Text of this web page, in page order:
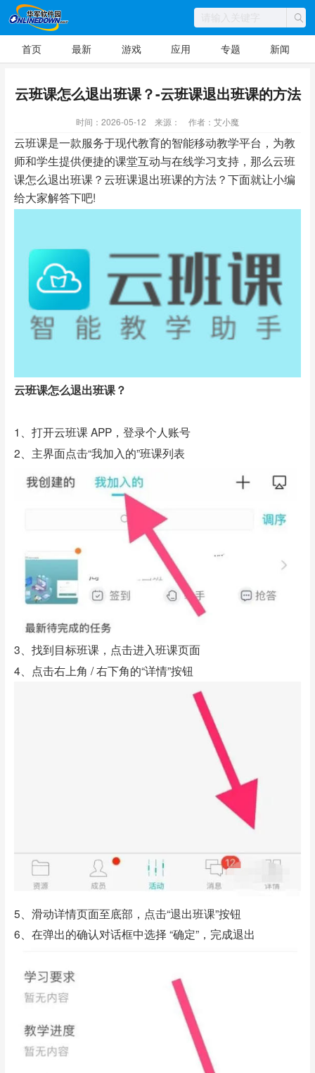
首页 最新 游戏 应用 专题 新闻
云班课怎么退出班课？-云班课退出班课的方法
时间：2026-05-12 来源： 作者：艾小魔
云班课是一款服务于现代教育的智能移动教学平台，为教
师和学生提供便捷的课堂互动与在线学习支持，那么云班
课怎么退出班课？云班课退出班课的方法？下面就让小编
给大家解答下吧!
云班课怎么退出班课？
1、打开云班课 APP，登录个人账号
2、主界面点击“我加入的”班课列表
3、找到目标班课，点击进入班课页面
4、点击右上角 / 右下角的“详情”按钮
5、滑动详情页面至底部，点击“退出班课”按钮
6、在弹出的确认对话框中选择 “确定”，完成退出